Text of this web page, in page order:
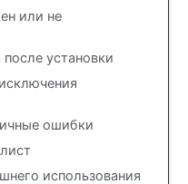
или не
установки
ошибки
использования